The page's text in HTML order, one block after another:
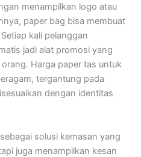
menampilkan logo atau
paper bag bisa membuat
kali pelanggan
jadi alat promosi yang
Harga paper tas untuk
tergantung pada
dengan identitas
solusi kemasan yang
juga menampilkan kesan